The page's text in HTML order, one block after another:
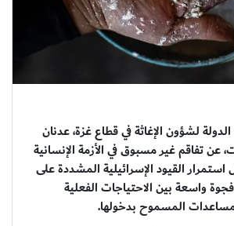
لشؤون الإغاثة في قطاع غزة، عدنان
عن تفاقم غير مسبوق في الأزمة الإنسانية
القيود الإسرائيلية المشددة على
فجوة واسعة بين الاحتياجات الفعلية
المسموح بدخولها.